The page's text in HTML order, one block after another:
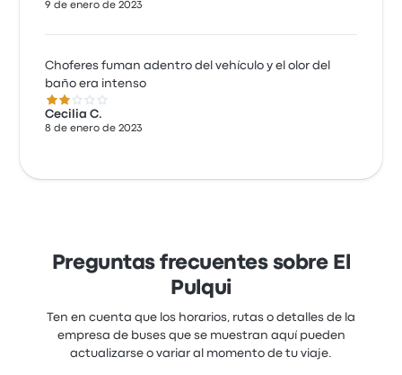
9 de enero de 2023
Choferes fuman adentro del vehículo y el olor del
baño era intenso
2.0 de 5 estrellas
Cecilia C.
8 de enero de 2023
Preguntas frecuentes sobre El
Pulqui
Ten en cuenta que los horarios, rutas o detalles de la
empresa de buses que se muestran aquí pueden
actualizarse o variar al momento de tu viaje.